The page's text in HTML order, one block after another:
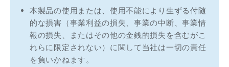
本製品の使用または、使用不能により生ずる付随
的な損害（事業利益の損失、事業の中断、事業情
報の損失、またはその他の金銭的損失を含むがこ
れらに限定されない）に関して当社は一切の責任
を負いかねます。